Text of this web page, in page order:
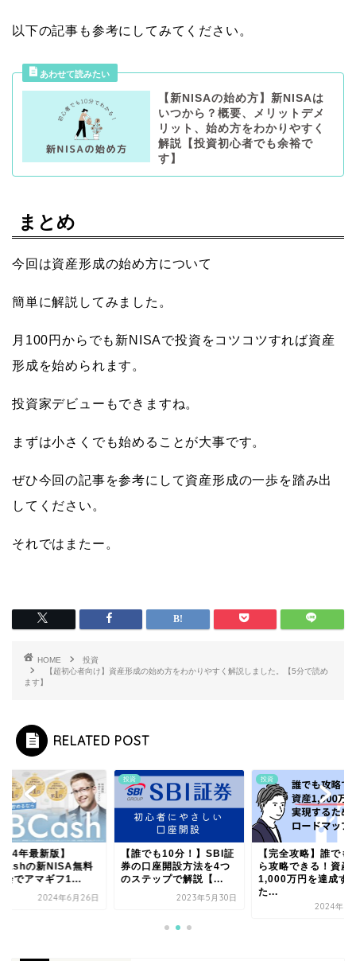
以下の記事も参考にしてみてください。
【新NISAの始め方】新NISAは
いつから？概要、メリットデメ
リット、始め方をわかりやすく
解説【投資初心者でも余裕で
す】
まとめ
今回は資産形成の始め方について
簡単に解説してみました。
月100円からでも新NISAで投資をコツコツすれば資産
形成を始められます。
投資家デビューもできますね。
まずは小さくでも始めることが大事です。
ぜひ今回の記事を参考にして資産形成の一歩を踏み出
してください。
それではまたー。
HOME
投資
【超初心者向け】資産形成の始め方をわかりやすく解説しました。【5分で読め
ます】
RELATED POST
年最新版】
の新NISA無料
会でアマギフ1...
2024年6月26日
投資
【誰でも10分！】SBI証
券の口座開設方法を4つ
のステップで解説【...
2023年5月30日
投資
【完全攻略】誰でも
ら攻略できる！資産
1,000万円を達成す
た...
2024年3